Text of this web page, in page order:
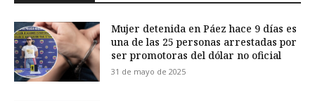
Mujer detenida en Páez hace 9 días es
una de las 25 personas arrestadas por
ser promotoras del dólar no oficial
31 de mayo de 2025